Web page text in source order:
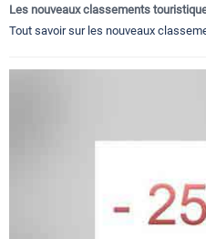
Les nouveaux classements
Tout savoir sur les nouveaux